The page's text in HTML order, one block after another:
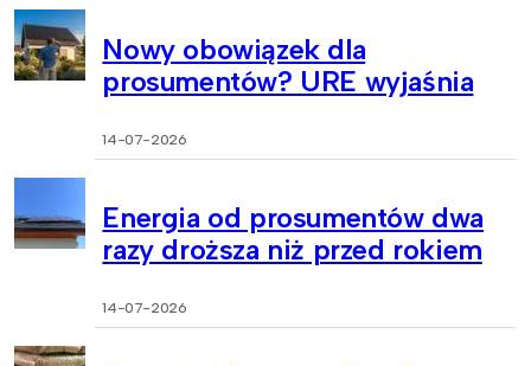
Nowy obowiązek dla
prosumentów? URE wyjaśnia
14-07-2026
Energia od prosumentów dwa
razy droższa niż przed rokiem
14-07-2026